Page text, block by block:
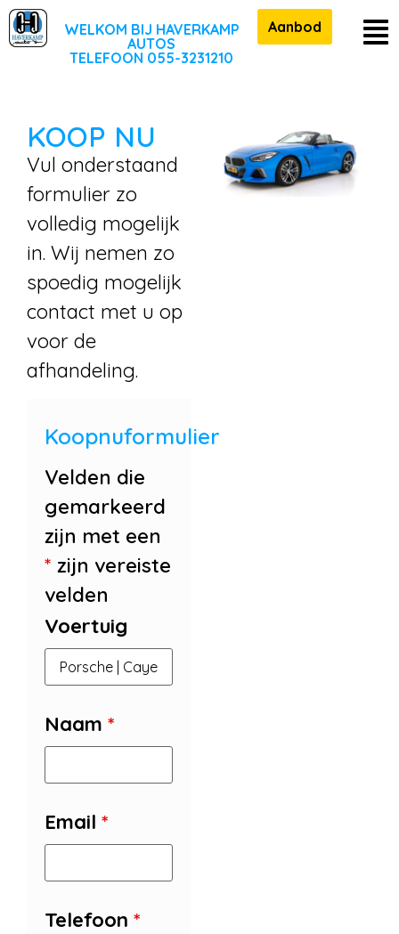
WELKOM BIJ HAVERKAMP
AUTOS
TELEFOON 055-3231210
Aanbod
KOOP NU
Vul onderstaand
formulier zo
volledig mogelijk
in. Wij nemen zo
spoedig mogelijk
contact met u op
voor de
afhandeling.
Koopnuformulier
Velden die
gemarkeerd
zijn met een
* zijn vereiste
velden
Voertuig
Naam *
Email *
Telefoon *